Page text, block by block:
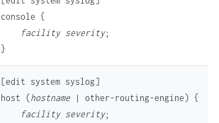
console {
facility severity;
[edit system syslog]
host (hostname | other-routing-engine) {
facility severity;